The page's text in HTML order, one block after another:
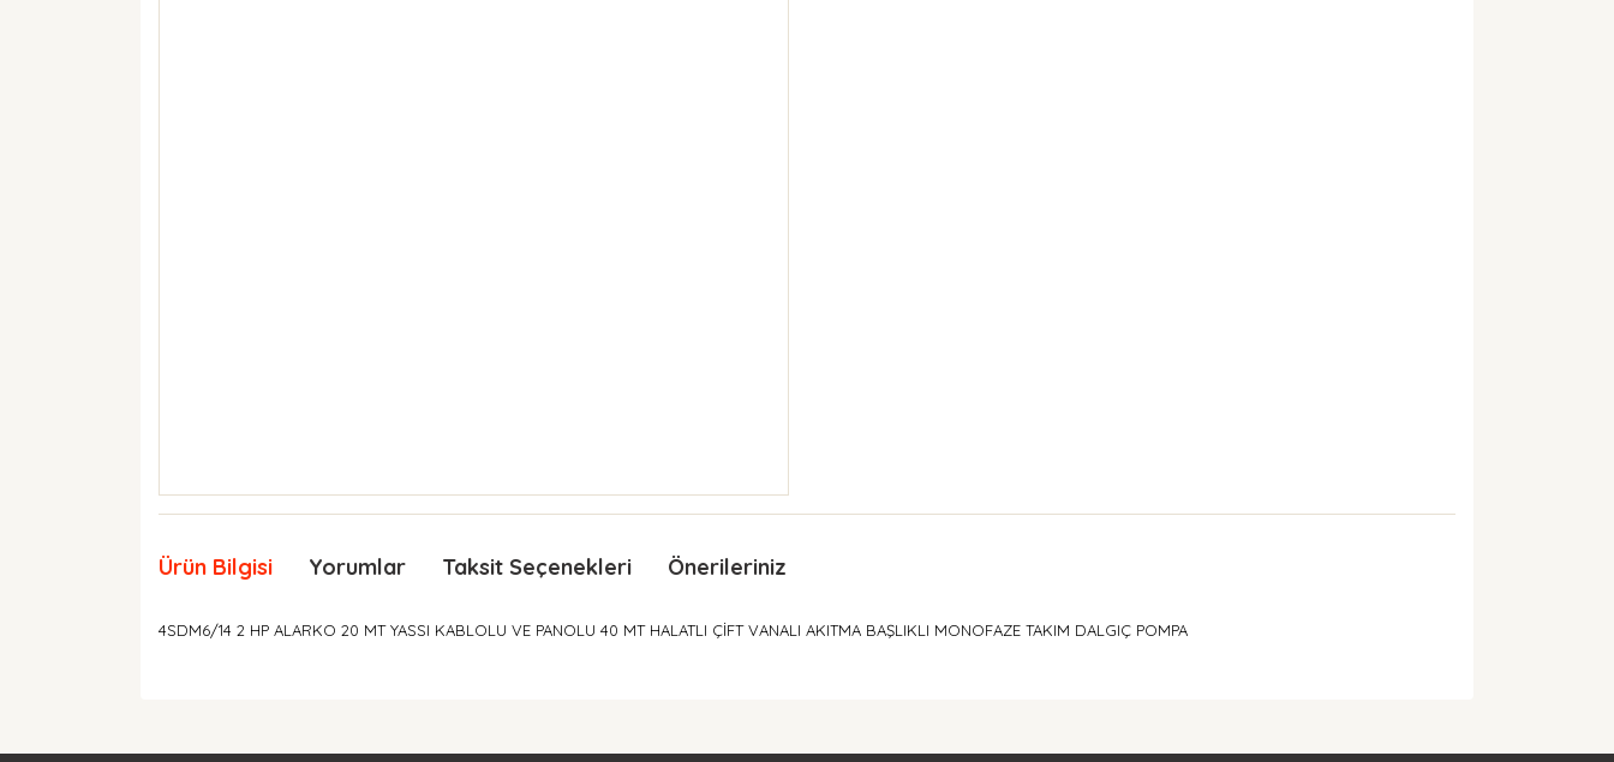
Ürün Bilgisi Yorumlar Taksit Seçenekleri Önerileriniz
4SDM6/14 2 HP ALARKO 20 MT YASSI KABLOLU VE PANOLU 40 MT HALATLI ÇİFT VANALI AKITMA BAŞLIKLI MONOFAZE TAKIM DALGIÇ POMPA